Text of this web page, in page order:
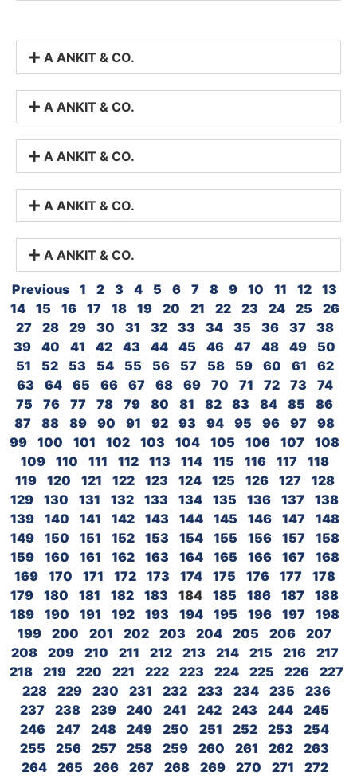
A ANKIT & CO.
A ANKIT & CO.
A ANKIT & CO.
A ANKIT & CO.
A ANKIT & CO.
Previous 1 2 3 4 5 6 7 8 9 10 11 12
13
14
15 16 17 18 19 20 21 22 23 24 25
26
27
28 29 30 31 32 33 34 35 36 37
38
39
40 41 42 43 44 45 46 47 48 49
50
51
52 53 54 55 56 57 58 59 60 61
62
63
64 65 66 67 68 69 70 71 72 73
74
75
76 77 78 79 80 81 82 83 84 85
86
87
88 89 90 91 92 93 94 95 96 97
98
99
100 101 102 103 104 105 106 107
108
109
110 111 112 113 114 115 116 117
118
119
120 121 122 123 124 125 126 127
128
129
130 131 132 133 134 135 136 137
138
139
140 141 142 143 144 145 146 147
148
149
150 151 152 153 154 155 156 157
158
159
160 161 162 163 164 165 166 167
168
169
170 171 172 173 174 175 176 177
178
179
180 181 182 183 184 185 186 187
188
189
190 191 192 193 194 195 196 197
198
199
200 201 202 203 204 205 206
207
208
209 210 211 212 213 214 215 216
217
218
219 220 221 222 223 224 225 226
227
228
229 230 231 232 233 234 235
236
237
238 239 240 241 242 243 244
245
246
247 248 249 250 251 252 253
254
255
256 257 258 259 260 261 262
263
264
265 266 267 268 269 270 271
272